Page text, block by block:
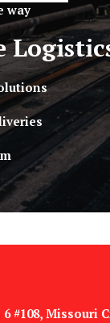
way
6 #108, Missouri